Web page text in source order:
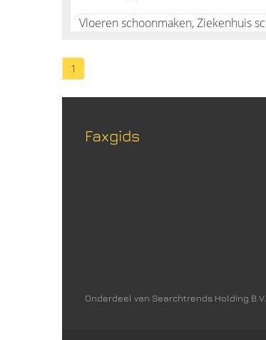
1
Faxgids
Onderdeel van Searchtrends Holding B.V.